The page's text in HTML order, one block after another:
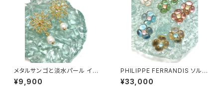
メタルサンゴと淡水パール イヤ
リング・ピアス
¥9,900
PHILIPPE FERRANDIS ソルベ
イヤリング #2
¥33,000